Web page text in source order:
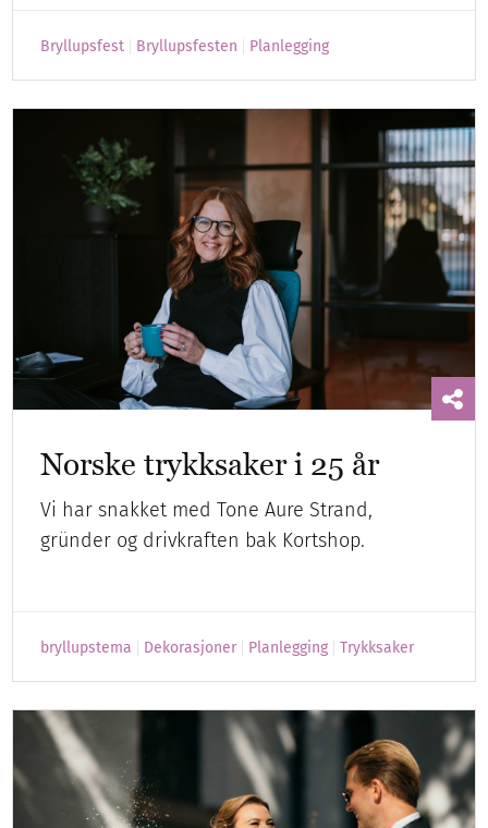
Bryllupsfest Bryllupsfesten Planlegging
Norske trykksaker i 25 år
Vi har snakket med Tone Aure Strand,
gründer og drivkraften bak Kortshop.
bryllupstema Dekorasjoner Planlegging Trykksaker